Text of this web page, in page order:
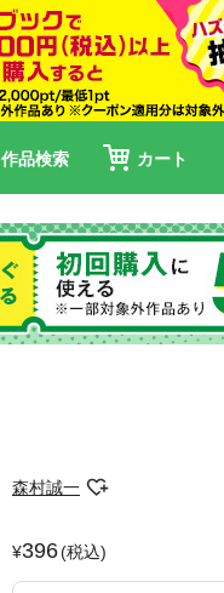
作品検索 カート
森村誠一
396(税込)